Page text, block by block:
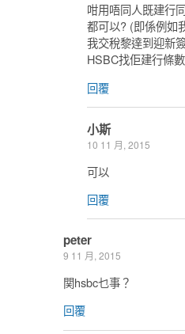
咁用唔同人既建行
都可以? (即係例如
我交稅黎達到迎新
HSBC找佢建行條
回覆
小斯
10 11 月, 2015
可以
回覆
peter
9 11 月, 2015
関hsbc乜事？
回覆